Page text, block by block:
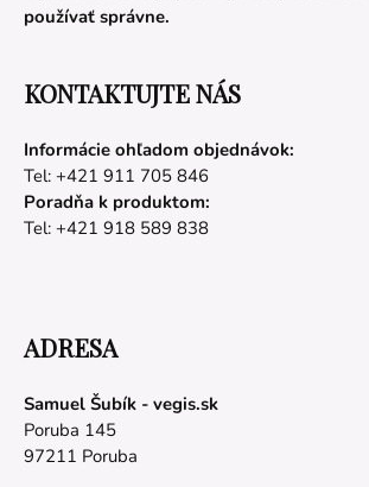
používať správne.
KONTAKTUJTE NÁS
Informácie ohľadom objednávok:
Tel: +421 911 705 846
Poradňa k produktom:
Tel: +421 918 589 838
ADRESA
Samuel Šubík - vegis.sk
Poruba 145
97211 Poruba